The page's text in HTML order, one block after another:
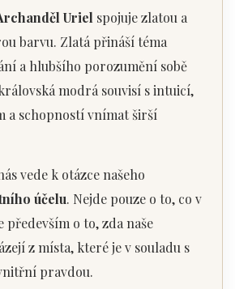
Uriel spojuje zlatou a
barvu. Zlatá přináší téma
a hlubšího porozumění sobě
modrá souvisí s intuicí,
a schopností vnímat širší
vede k otázce našeho
účelu. Nejde pouze o to, co v
především o to, zda naše
z místa, které je v souladu s
pravdou.